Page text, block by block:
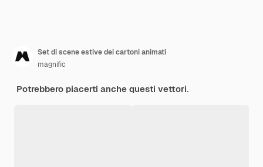
Set di scene estive dei cartoni animati
magnific
Potrebbero piacerti anche questi vettori.